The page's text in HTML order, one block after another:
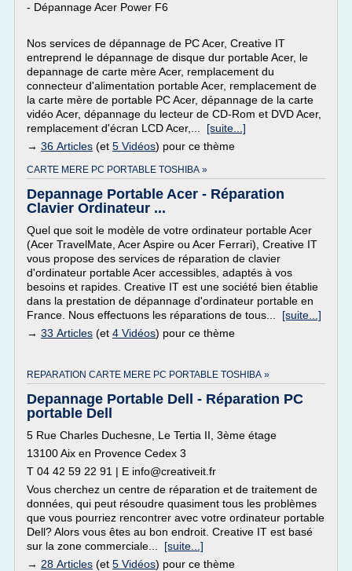
- Dépannage Acer Power F6
Nos services de dépannage de PC Acer, Creative IT
entreprend le dépannage de disque dur portable Acer, le
depannage de carte mère Acer, remplacement du
connecteur d'alimentation portable Acer, remplacement de
la carte mère de portable PC Acer, dépannage de la carte
vidéo Acer, dépannage du lecteur de CD-Rom et DVD Acer,
remplacement d'écran LCD Acer,... [suite...]
→ 36 Articles (et 5 Vidéos) pour ce thème
CARTE MERE PC PORTABLE TOSHIBA »
Depannage Portable Acer - Réparation
Clavier Ordinateur ...
Quel que soit le modèle de votre ordinateur portable Acer
(Acer TravelMate, Acer Aspire ou Acer Ferrari), Creative IT
vous propose des services de réparation de clavier
d'ordinateur portable Acer accessibles, adaptés à vos
besoins et rapides. Creative IT est une société bien établie
dans la prestation de dépannage d'ordinateur portable en
France. Nous effectuons les réparations de tous... [suite...]
→ 33 Articles (et 4 Vidéos) pour ce thème
REPARATION CARTE MERE PC PORTABLE TOSHIBA »
Depannage Portable Dell - Réparation PC
portable Dell
5 Rue Charles Duchesne, Le Tertia II, 3ème étage
13100 Aix en Provence Cedex 3
T 04 42 59 22 91 | E info@creativeit.fr
Vous cherchez un centre de réparation et de traitement de
données, qui peut résoudre quasiment tous les problèmes
que vous pourriez rencontrer avec votre ordinateur portable
Dell? Alors vous êtes au bon endroit. Creative IT est basé
sur la zone commerciale... [suite...]
→ 28 Articles (et 5 Vidéos) pour ce thème